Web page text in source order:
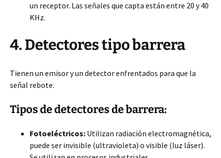
un receptor. Las señales que capta están entre 20 y 40
KHz.
4. Detectores tipo barrera
Tienen un emisor y un detector enfrentados para que la
señal rebote.
Tipos de detectores de barrera:
Fotoeléctricos: Utilizan radiación electromagnética,
puede ser invisible (ultravioleta) o visible (luz láser).